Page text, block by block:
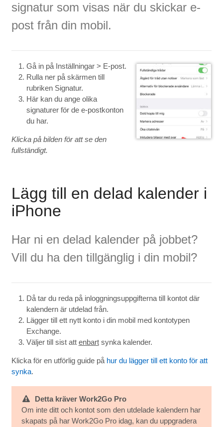
signatur som visas när du skickar e-
post från din mobil.
Gå in på Inställningar > E-post.
Rulla ner på skärmen till
rubriken Signatur.
Här kan du ange olika
signaturer för de e-postkonton
du har.
Klicka på bilden för att se den
fullständigt.
Lägg till en delad kalender i
iPhone
Har ni en delad kalender på jobbet?
Vill du ha den tillgänglig i din mobil?
Då tar du reda på inloggningsuppgifterna till kontot där
kalendern är utdelad från.
Lägger till ett nytt konto i din mobil med kontotypen
Exchange.
Väljer till sist att enbartsynka kalender.
Klicka för en utförlig guide på hur du lägger till ett konto för att
synka.
Detta kräver Work2Go Pro
Om inte ditt och kontot som den utdelade kalendern har
skapats på har Work2Go Pro idag, kan du uppgradera